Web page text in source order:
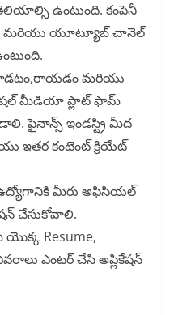
ఉంటుంది. కంపెనీ
మరియు యూట్యూబ్ చానెల్
మరియు
మీడియా ప్లాట్ ఫామ్
ఫైనాన్స్ ఇండస్ట్రి మీద
ఇతర కంటెంట్ క్రియేట్
మీరు అఫిసియల్
చేసుకోవాలి.
Resume,
ఎంటర్ చేసి అప్లికేషన్